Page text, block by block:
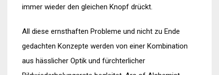
immer wieder den gleichen Knopf drückt.
All diese ernsthaften Probleme und nicht zu Ende
gedachten Konzepte werden von einer Kombination
aus hässlicher Optik und fürchterlicher